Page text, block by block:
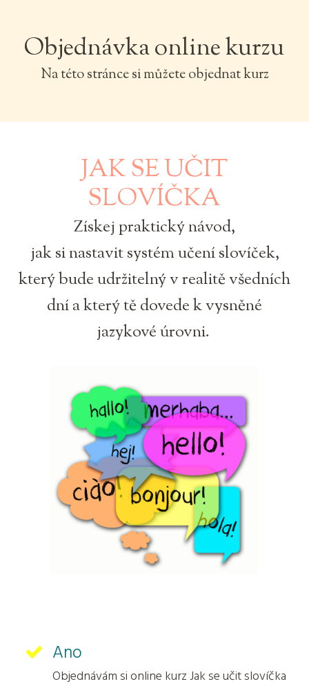
Objednávka online kurzu
Na této stránce si můžete objednat kurz
JAK SE UČIT
SLOVÍČKA
Získej praktický návod,
jak si nastavit systém učení slovíček,
který bude udržitelný v realitě všedních
dní a který tě dovede k vysněné
jazykové úrovni.
Ano
Objednávám si online kurz Jak se učit slovíčka